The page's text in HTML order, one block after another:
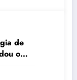
de
o